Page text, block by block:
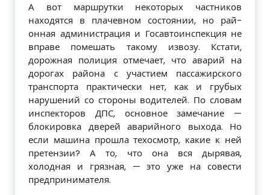
А вот маршрутки некоторых частников
находятся в плачевном состоянии, но рай­
онная администрация и Госавтоинспек­ция не
вправе помешать такому извозу. Кстати,
дорожная полиция отмечает, что аварий на
дорогах района с участием пас­сажирского
транспорта практически нет, как и грубых
нарушений со стороны води­телей. По словам
инспекторов ДПС, основ­ное замечание —
блокировка дверей ава­рийного выхода. Но
если машина прошла техосмотр, какие к ней
претензии? А то, что она вся дырявая,
холодная и грязная, — это уже на совести
предпринимателя.